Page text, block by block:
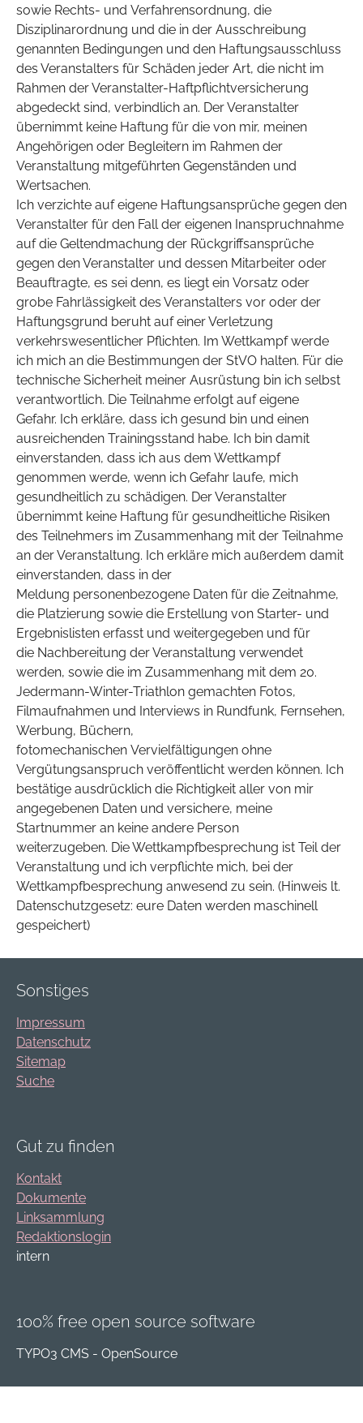
sowie Rechts- und Verfahrensordnung, die
Disziplinarordnung und die in der Ausschreibung
genannten Bedingungen und den Haftungsausschluss
des Veranstalters für Schäden jeder Art, die nicht im
Rahmen der Veranstalter-Haftpflichtversicherung
abgedeckt sind, verbindlich an. Der Veranstalter
übernimmt keine Haftung für die von mir, meinen
Angehörigen oder Begleitern im Rahmen der
Veranstaltung mitgeführten Gegenständen und
Wertsachen.
Ich verzichte auf eigene Haftungsansprüche gegen den
Veranstalter für den Fall der eigenen Inanspruchnahme
auf die Geltendmachung der Rückgriffsansprüche
gegen den Veranstalter und dessen Mitarbeiter oder
Beauftragte, es sei denn, es liegt ein Vorsatz oder
grobe Fahrlässigkeit des Veranstalters vor oder der
Haftungsgrund beruht auf einer Verletzung
verkehrswesentlicher Pflichten. Im Wettkampf werde
ich mich an die Bestimmungen der StVO halten. Für die
technische Sicherheit meiner Ausrüstung bin ich selbst
verantwortlich. Die Teilnahme erfolgt auf eigene
Gefahr. Ich erkläre, dass ich gesund bin und einen
ausreichenden Trainingsstand habe. Ich bin damit
einverstanden, dass ich aus dem Wettkampf
genommen werde, wenn ich Gefahr laufe, mich
gesundheitlich zu schädigen. Der Veranstalter
übernimmt keine Haftung für gesundheitliche Risiken
des Teilnehmers im Zusammenhang mit der Teilnahme
an der Veranstaltung. Ich erkläre mich außerdem damit
einverstanden, dass in der
Meldung personenbezogene Daten für die Zeitnahme,
die Platzierung sowie die Erstellung von Starter- und
Ergebnislisten erfasst und weitergegeben und für
die Nachbereitung der Veranstaltung verwendet
werden, sowie die im Zusammenhang mit dem 20.
Jedermann-Winter-Triathlon gemachten Fotos,
Filmaufnahmen und Interviews in Rundfunk, Fernsehen,
Werbung, Büchern,
fotomechanischen Vervielfältigungen ohne
Vergütungsanspruch veröffentlicht werden können. Ich
bestätige ausdrücklich die Richtigkeit aller von mir
angegebenen Daten und versichere, meine
Startnummer an keine andere Person
weiterzugeben. Die Wettkampfbesprechung ist Teil der
Veranstaltung und ich verpflichte mich, bei der
Wettkampfbesprechung anwesend zu sein. (Hinweis lt.
Datenschutzgesetz: eure Daten werden maschinell
gespeichert)
Sonstiges
Impressum
Datenschutz
Sitemap
Suche
Gut zu finden
Kontakt
Dokumente
Linksammlung
Redaktionslogin
intern
100% free open source software
TYPO3 CMS - OpenSource